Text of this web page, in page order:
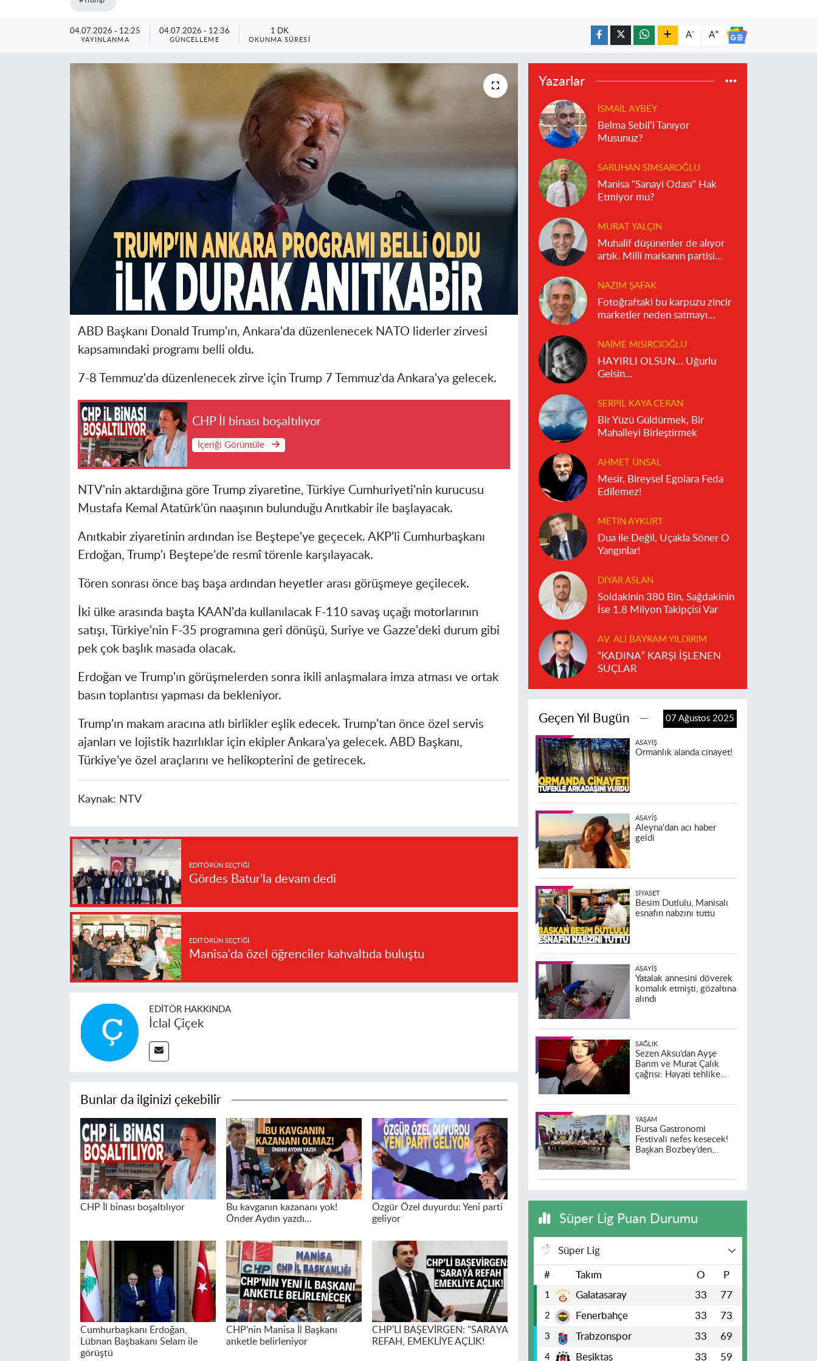
04.07.2026 - 12:25
YAYINLANMA
04.07.2026 - 12:36
GÜNCELLEME
1 DK
OKUNMA SÜRESI
A- A+
ABD Başkanı Donald Trump'ın, Ankara'da düzenlenecek NATO liderler zirvesi
kapsamındaki programı belli oldu.
7-8 Temmuz'da düzenlenecek zirve için Trump 7 Temmuz'da Ankara'ya gelecek.
CHP İl binası boşaltılıyor
İçeriği Görüntüle
NTV'nin aktardığına göre Trump ziyaretine, Türkiye Cumhuriyeti'nin kurucusu
Mustafa Kemal Atatürk'ün naaşının bulunduğu Anıtkabir ile başlayacak.
Anıtkabir ziyaretinin ardından ise Beştepe'ye geçecek. AKP'li Cumhurbaşkanı
Erdoğan, Trump'ı Beştepe'de resmî törenle karşılayacak.
Tören sonrası önce baş başa ardından heyetler arası görüşmeye geçilecek.
İki ülke arasında başta KAAN'da kullanılacak F-110 savaş uçağı motorlarının
satışı, Türkiye'nin F-35 programına geri dönüşü, Suriye ve Gazze'deki durum gibi
pek çok başlık masada olacak.
Erdoğan ve Trump'ın görüşmelerden sonra ikili anlaşmalara imza atması ve ortak
basın toplantısı yapması da bekleniyor.
Trump'ın makam aracına atlı birlikler eşlik edecek. Trump'tan önce özel servis
ajanları ve lojistik hazırlıklar için ekipler Ankara'ya gelecek. ABD Başkanı,
Türkiye’ye özel araçlarını ve helikopterini de getirecek.
Kaynak: NTV
EDITÖRÜN SEÇTIĞI
Gördes Batur'la devam dedi
EDITÖRÜN SEÇTIĞI
Manisa'da özel öğrenciler kahvaltıda buluştu
EDITÖR HAKKINDA
İclal Çiçek
Bunlar da ilginizi çekebilir
CHP İl binası boşaltılıyor
Bu kavganın kazananı yok!
Önder Aydın yazdı...
Özgür Özel duyurdu: Yeni parti
geliyor
Cumhurbaşkanı Erdoğan,
Lübnan Başbakanı Selam ile
görüştü
CHP'nin Manisa İl Başkanı
anketle belirleniyor
CHP’Lİ BAŞEVİRGEN: "SARAYA
REFAH, EMEKLİYE AÇLIK!
Yazarlar
İSMAIL AYBEY
Belma Sebil’i Tanıyor
Musunuz?
SARUHAN SIMSAROĞLU
Manisa "Sanayi Odası" Hak
Etmiyor mu?
MURAT YALÇIN
Muhalif düşünenler de alıyor
artık. Milli markanın partisi
NAZIM ŞAFAK
Fotoğraftaki bu karpuzu zincir
marketler neden satmayı
NAIME MISIRCIOĞLU
HAYIRLI OLSUN… Uğurlu
Gelsin…
SERPIL KAYA CERAN
Bir Yüzü Güldürmek, Bir
Mahalleyi Birleştirmek
AHMET ÜNSAL
Mesir, Bireysel Egolara Feda
Edilemez!
METIN AYKURT
Dua ile Değil, Uçakla Söner O
Yangınlar!
DIYAR ASLAN
Soldakinin 380 Bin, Sağdakinin
İse 1.8 Milyon Takipçisi Var
AV. ALI BAYRAM YILDIRIM
“KADINA” KARŞI İŞLENEN
SUÇLAR
Geçen Yıl Bugün 07 Ağustos 2025
ASAYIŞ
Ormanlık alanda cinayet!
ASAYIŞ
Aleyna'dan acı haber
geldi
SIYASET
Besim Dutlulu, Manisalı
esnafın nabzını tuttu
ASAYIŞ
Yatalak annesini döverek
komalık etmişti, gözaltına
alındı
SAĞLIK
Sezen Aksu’dan Ayşe
Barım ve Murat Çalık
çağrısı: Hayati tehlike
YAŞAM
Bursa Gastronomi
Festivali nefes kesecek!
Başkan Bozbey’den
Süper Lig Puan Durumu
Süper Lig
# Takım O P
1 Galatasaray 33 77
2 Fenerbahçe 33 73
3 Trabzonspor 33 69
4 Beşiktaş 33 59